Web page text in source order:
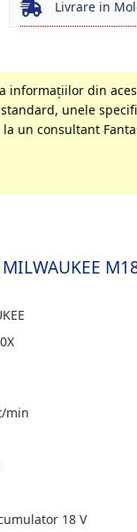
Livrare in
din
unele
un consultant
min
18 V